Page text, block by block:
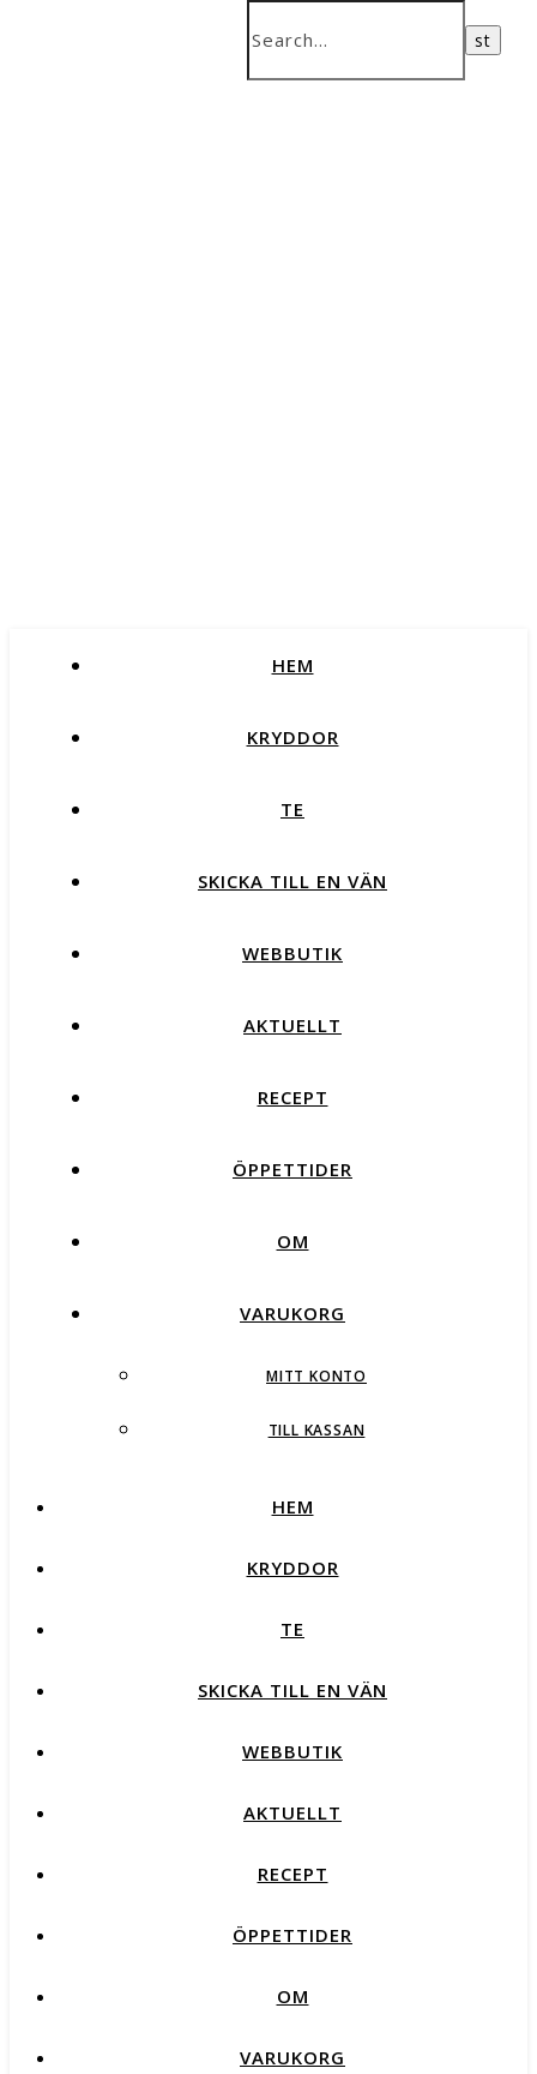
HEM
KRYDDOR
TE
SKICKA TILL EN VÄN
WEBBUTIK
AKTUELLT
RECEPT
ÖPPETTIDER
OM
VARUKORG
MITT KONTO
TILL KASSAN
HEM
KRYDDOR
TE
SKICKA TILL EN VÄN
WEBBUTIK
AKTUELLT
RECEPT
ÖPPETTIDER
OM
VARUKORG